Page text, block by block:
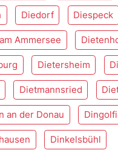
Diedorf Diespeck
Ammersee
Dietersheim
Dietmannsried
an der Donau
Dinkelsbühl